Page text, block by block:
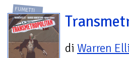
FUMETTI
di Warren